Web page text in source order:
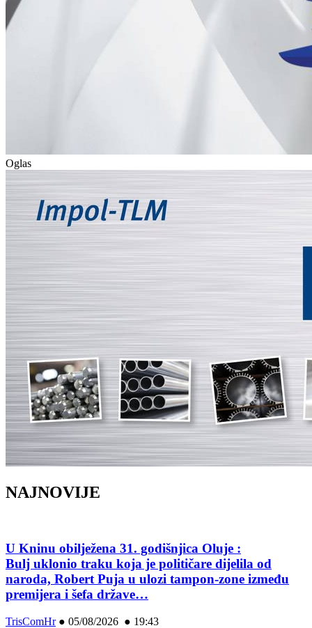
Oglas
NAJNOVIJE
U Kninu obilježena 31. godišnjica Oluje :
Bulj uklonio traku koja je političare dijelila od
naroda, Robert Puja u ulozi tampon-zone između
premijera i šefa države…
TrisComHr● 05/08/2026 ● 19:43